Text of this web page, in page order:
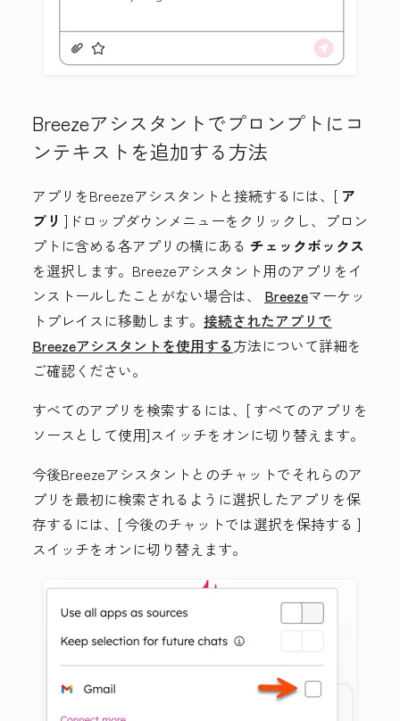
Breezeアシスタントでプロンプトにコ
ンテキストを追加する方法
アプリをBreezeアシスタントと接続するには、[ ア
プリ ]ドロップダウンメニューをクリックし、プロン
プトに含める各アプリの横にある チェックボックス
を選択します。Breezeアシスタント用のアプリをイ
ンストールしたことがない場合は、 Breezeマーケッ
トプレイスに移動します。 接続されたアプリで
Breezeアシスタントを使用する方法について詳細を
ご確認ください。
すべてのアプリを検索するには、[ すべてのアプリを
ソースとして使用]スイッチをオンに切り替えます。
今後Breezeアシスタントとのチャットでそれらのア
プリを最初に検索されるように選択したアプリを保
存するには、[ 今後のチャットでは選択を保持する ]
スイッチをオンに切り替えます。